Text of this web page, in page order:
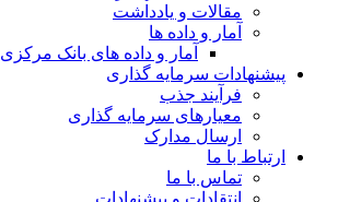
مقالات و یادداشت
آمار و داده ها
آمار و داده های بانک مرکزی
پیشنهادات سرمایه گذاری
فرآیند جذب
معیارهای سرمایه گذاری
ارسال مدارک
ارتباط با ما
تماس با ما
انتقادات و پیشنهادات